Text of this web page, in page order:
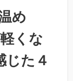
め
くな
じた４